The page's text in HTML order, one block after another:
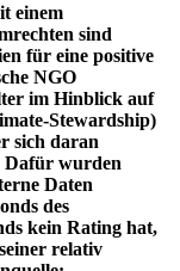
einem
sind
für eine positive
NGO
im Hinblick auf
Stewardship)
sich daran
Dafür wurden
Daten
des
kein Rating hat,
relativ